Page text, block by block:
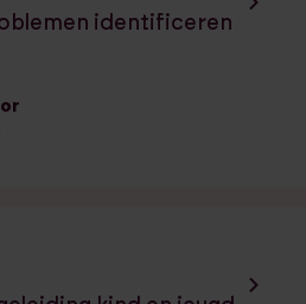
identificeren